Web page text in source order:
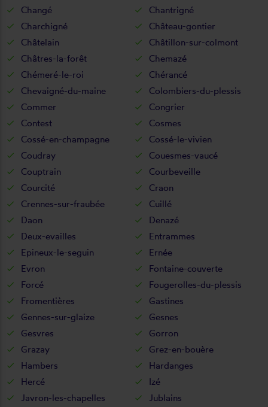
Changé
Chantrigné
Charchigné
Château-gontier
Châtelain
Châtillon-sur-colmont
Châtres-la-forêt
Chemazé
Chémeré-le-roi
Chérancé
Chevaigné-du-maine
Colombiers-du-plessis
Commer
Congrier
Contest
Cosmes
Cossé-en-champagne
Cossé-le-vivien
Coudray
Couesmes-vaucé
Couptrain
Courbeveille
Courcité
Craon
Crennes-sur-fraubée
Cuillé
Daon
Denazé
Deux-evailles
Entrammes
Epineux-le-seguin
Ernée
Evron
Fontaine-couverte
Forcé
Fougerolles-du-plessis
Fromentières
Gastines
Gennes-sur-glaize
Gesnes
Gesvres
Gorron
Grazay
Grez-en-bouère
Hambers
Hardanges
Hercé
Izé
Javron-les-chapelles
Jublains